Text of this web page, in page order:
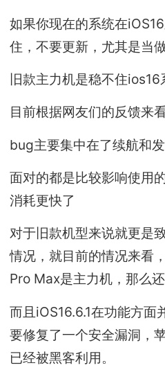
如果你现在的系统在
住，不要更新，尤其是当
旧款主力机是稳不住ios16
目前根据网友们的反馈来
bug主要集中在了续航和
面对的都是比较影响使用
消耗更快了
对于旧款机型来说就更是
情况，就目前的情况来看
Pro Max是主力机，那么
而且iOS16.6.1在功能方面
要修复了一个安全漏洞，
已经被黑客利用。